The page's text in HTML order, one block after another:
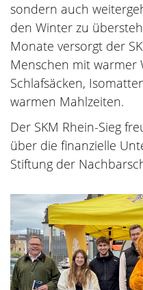
sondern auch
den Winter zu
Monate versorgt der
Menschen mit warmer
Schlafsäcken,
warmen Mahlzeiten.
Der SKM Rhein-Sieg
über die finanzielle
Stiftung der